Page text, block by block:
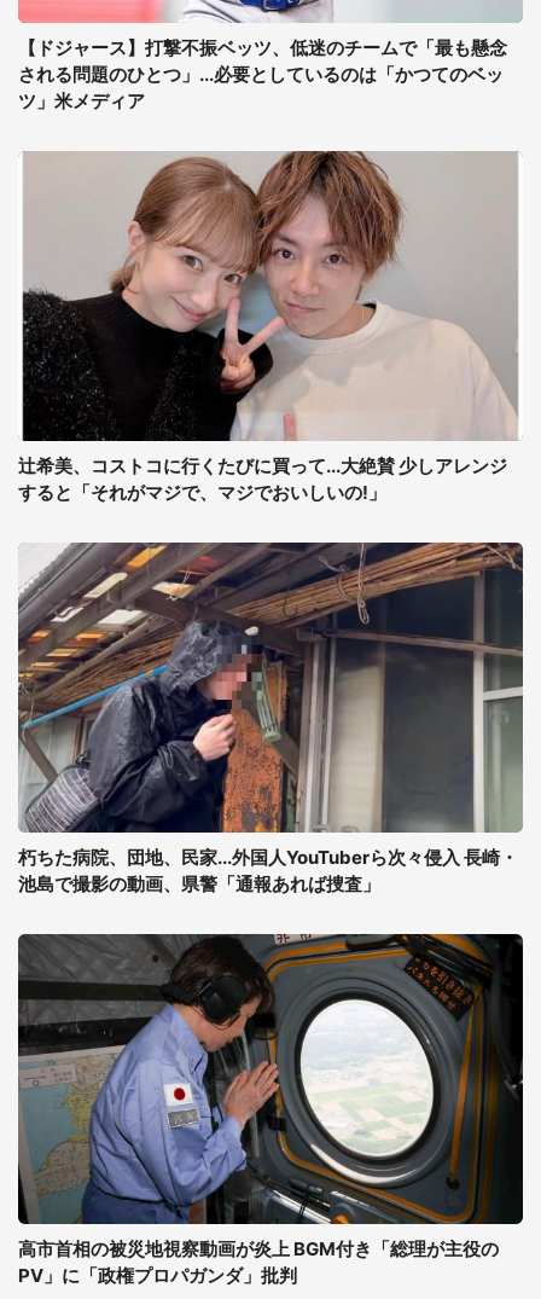
【ドジャース】打撃不振ベッツ、低迷のチームで「最も懸念
される問題のひとつ」...必要としているのは「かつてのベッ
ツ」米メディア
辻希美、コストコに行くたびに買って...大絶賛 少しアレンジ
すると「それがマジで、マジでおいしいの!」
朽ちた病院、団地、民家...外国人YouTuberら次々侵入 長崎・
池島で撮影の動画、県警「通報あれば捜査」
高市首相の被災地視察動画が炎上 BGM付き「総理が主役の
PV」に「政権プロパガンダ」批判